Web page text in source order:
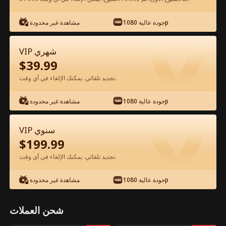
شاهد مجانًا في التطبيق
الحلقة 61 - أبي، أنقذ أمي! إنها في السجن
الفيلم كامل
0-49 50-88
61 62 63 64 65
مشاهدة غير محدودة جودة عالية 1080p
VIP شهري
$39.99
تجديد تلقائي. يمكنك الإلغاء في أي وقت.
مشاهدة غير محدودة جودة عالية 1080p
VIP سنوي
$199.99
تجديد تلقائي. يمكنك الإلغاء في أي وقت.
مشاهدة غير محدودة جودة عالية 1080p
شحن العملات